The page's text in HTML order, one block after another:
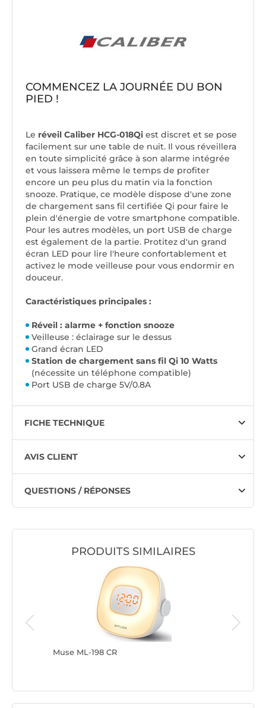
COMMENCEZ LA JOURNÉE DU BON
PIED !
Le réveil Caliber HCG-018Qi est discret et se pose
facilement sur une table de nuit. Il vous réveillera
en toute simplicité grâce à son alarme intégrée
et vous laissera même le temps de profiter
encore un peu plus du matin via la fonction
snooze. Pratique, ce modèle dispose d'une zone
de chargement sans fil certifiée Qi pour faire le
plein d'énergie de votre smartphone compatible.
Pour les autres modèles, un port USB de charge
est également de la partie. Protitez d'un grand
écran LED pour lire l'heure confortablement et
activez le mode veilleuse pour vous endormir en
douceur.
Caractéristiques principales :
Réveil : alarme + fonction snooze
Veilleuse : éclairage sur le dessus
Grand écran LED
Station de chargement sans fil Qi 10 Watts
(nécessite un téléphone compatible)
Port USB de charge 5V/0.8A
FICHE TECHNIQUE
AVIS CLIENT
QUESTIONS / RÉPONSES
PRODUITS SIMILAIRES
Muse ML-198 CR